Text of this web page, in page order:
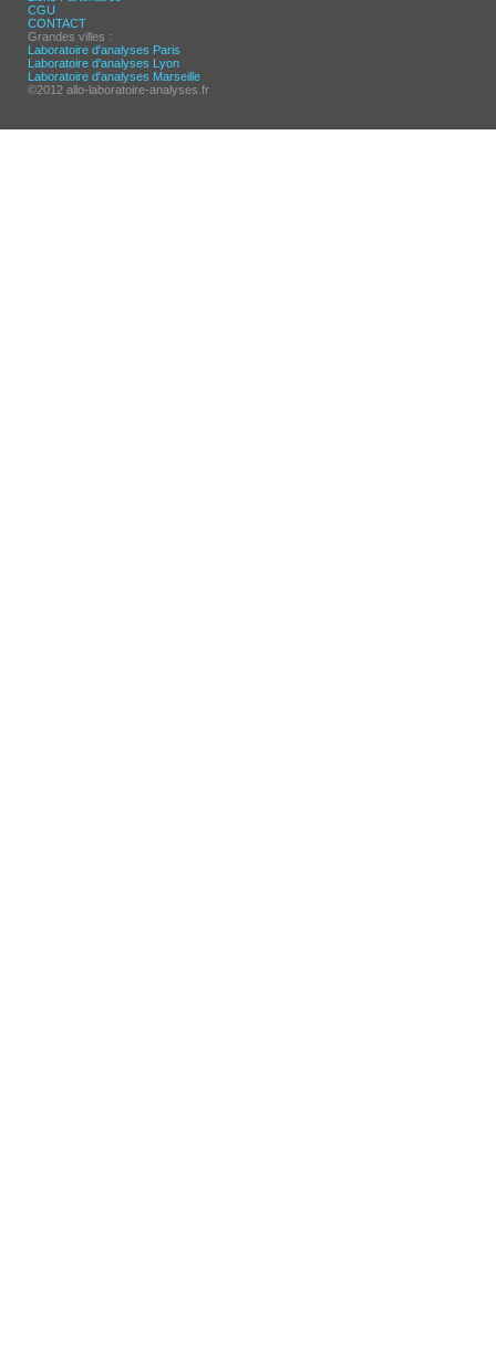
CGU
CONTACT
Grandes villes :
Laboratoire d'analyses Paris
Laboratoire d'analyses Lyon
Laboratoire d'analyses Marseille
©2012 allo-laboratoire-analyses.fr